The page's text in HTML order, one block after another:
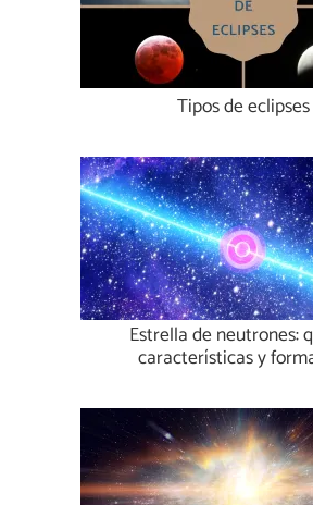
Tipos de eclipses
Estrella de neutrones:
características y